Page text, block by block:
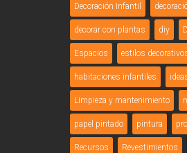
Decoración Infantil
decorar con plantas diy
Espacios estilos
habitaciones infantiles
Limpieza y mantenimiento
papel pintado pintura
Recursos Revestimientos